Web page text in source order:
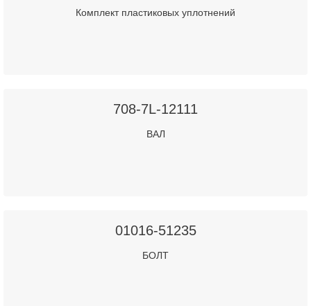
Комплект пластиковых уплотнений
708-7L-12111
ВАЛ
01016-51235
БОЛТ